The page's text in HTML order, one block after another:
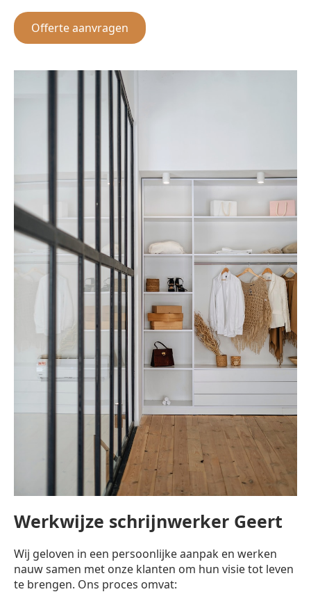
Offerte aanvragen
Werkwijze schrijnwerker Geert
Wij geloven in een persoonlijke aanpak en werken
nauw samen met onze klanten om hun visie tot leven
te brengen. Ons proces omvat: